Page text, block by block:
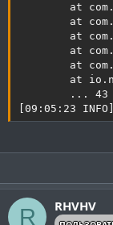
at
at
at
at
at
at
... 43
[09:05:23
R RHVHV